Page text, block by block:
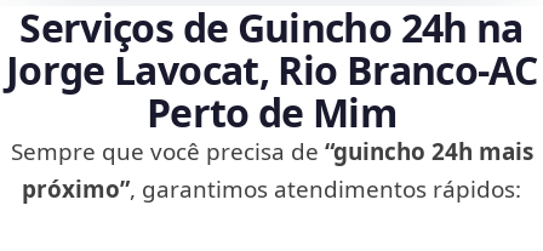
Serviços de Guincho 24h na
Jorge Lavocat, Rio Branco‑AC
Perto de Mim
Sempre que você precisa de “guincho 24h mais
próximo”, garantimos atendimentos rápidos: